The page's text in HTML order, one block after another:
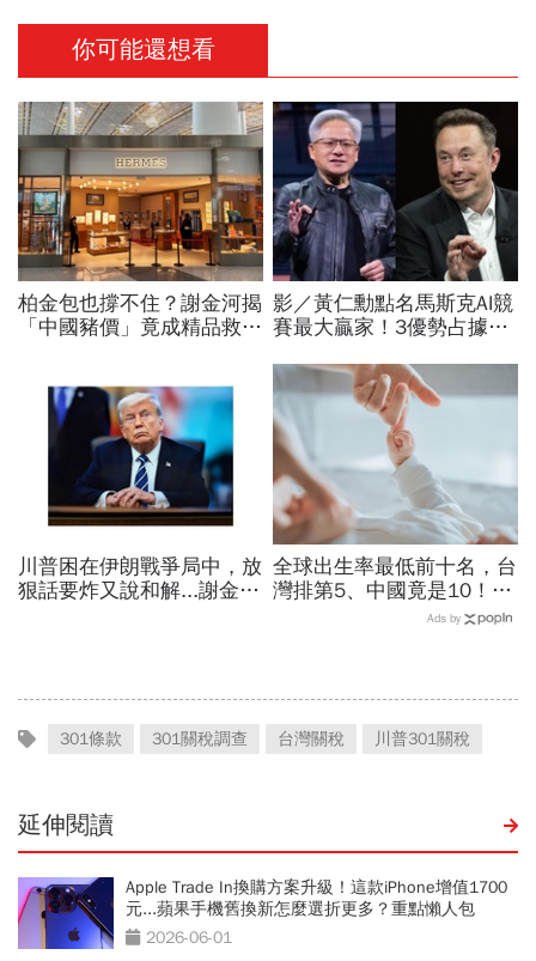
你可能還想看
柏金包也撐不住？謝金河揭
「中國豬價」竟成精品救命
影／黃仁勳點名馬斯克AI競
賽最大贏家！3優勢占據重
晶片，AMD蘇姿丰回應了
川普困在伊朗戰爭局中，放
狠話要炸又說和解...謝金河
全球出生率最低前十名，台
灣排第5、中國竟是10！亞
洲4國入榜「無聲危機」，
Ads by
301條款 301關稅調查 台灣關稅 川普301關稅
延伸閱讀
Apple Trade In換購方案升級！這款iPhone增值1700
元...蘋果手機舊換新怎麼選折更多？重點懶人包
2026-06-01